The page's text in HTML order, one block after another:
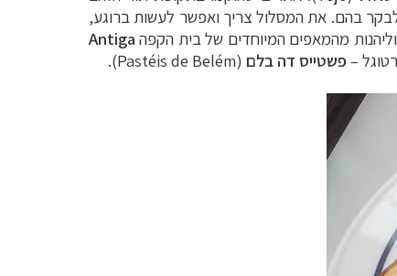
בהם. את המסלול צריך ואפשר לעשות ברוגע,
מהמאפים המיוחדים של בית הקפה Antiga
– פשטייס דה בלם (
Pastéis de Belém
).